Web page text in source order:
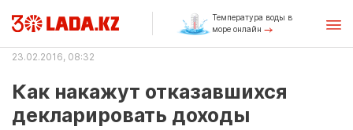
Температура воды в
море онлайн
23.02.2016, 08:32
Как накажут отказавшихся
декларировать доходы